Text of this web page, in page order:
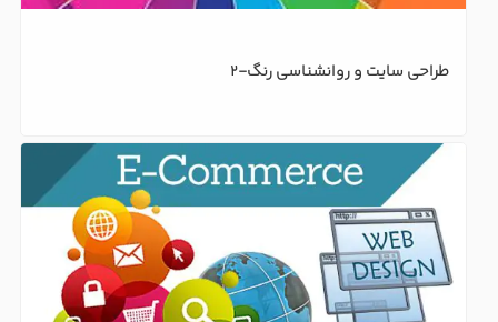
طراحی سایت و روانشناسی رنگ-2